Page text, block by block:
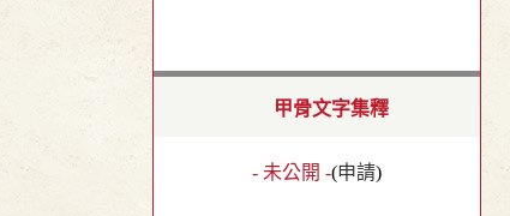
甲骨文字集釋
- 未公開 -(申請)